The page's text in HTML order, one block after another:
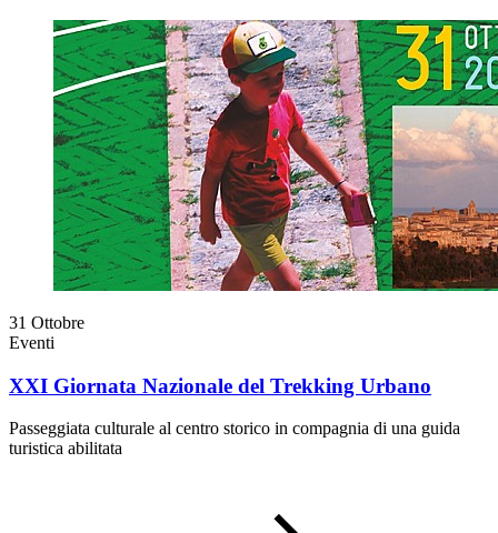
31 Ottobre
Eventi
XXI Giornata Nazionale del Trekking Urbano
Passeggiata culturale al centro storico in compagnia di una guida
turistica abilitata